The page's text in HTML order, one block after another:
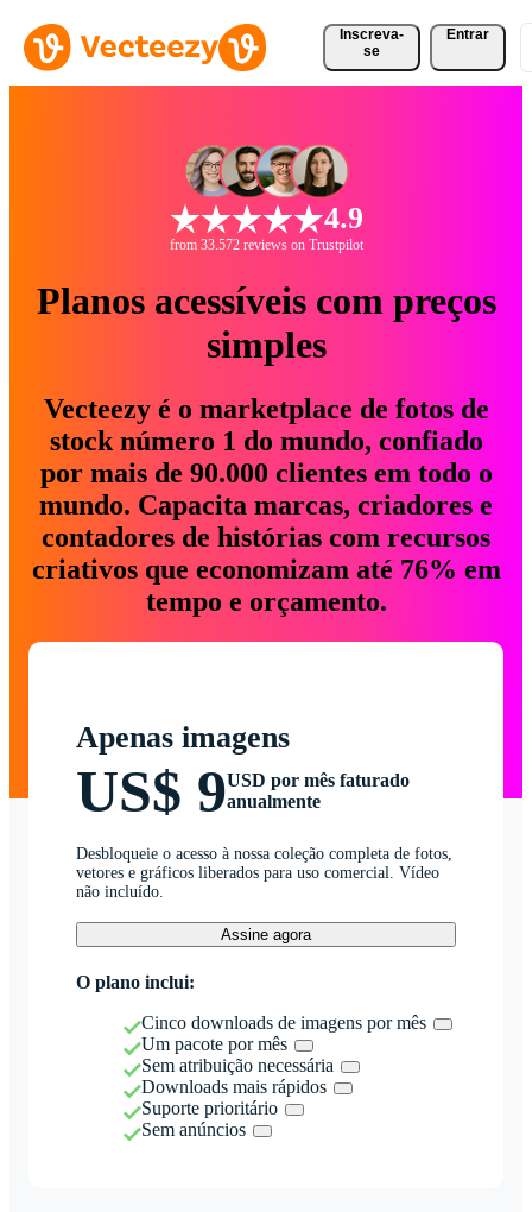
Inscreva-
se
Entrar
4.9
from 33.572 reviews on Trustpilot
Planos acessíveis com preços
simples
Vecteezy é o marketplace de fotos de
stock número 1 do mundo, confiado
por mais de 90.000 clientes em todo o
mundo. Capacita marcas, criadores e
contadores de histórias com recursos
criativos que economizam até 76% em
tempo e orçamento.
Apenas imagens
US$ 9USD por mês faturado
anualmente
Desbloqueie o acesso à nossa coleção completa de fotos,
vetores e gráficos liberados para uso comercial. Vídeo
não incluído.
Assine agora
O plano inclui:
Cinco downloads de imagens por mês
Um pacote por mês
Sem atribuição necessária
Downloads mais rápidos
Suporte prioritário
Sem anúncios